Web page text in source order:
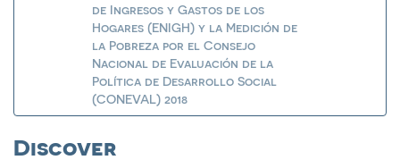
de Ingresos y Gastos de los
Hogares (ENIGH) y la Medición de
la Pobreza por el Consejo
Nacional de Evaluación de la
Política de Desarrollo Social
(CONEVAL) 2018
Discover